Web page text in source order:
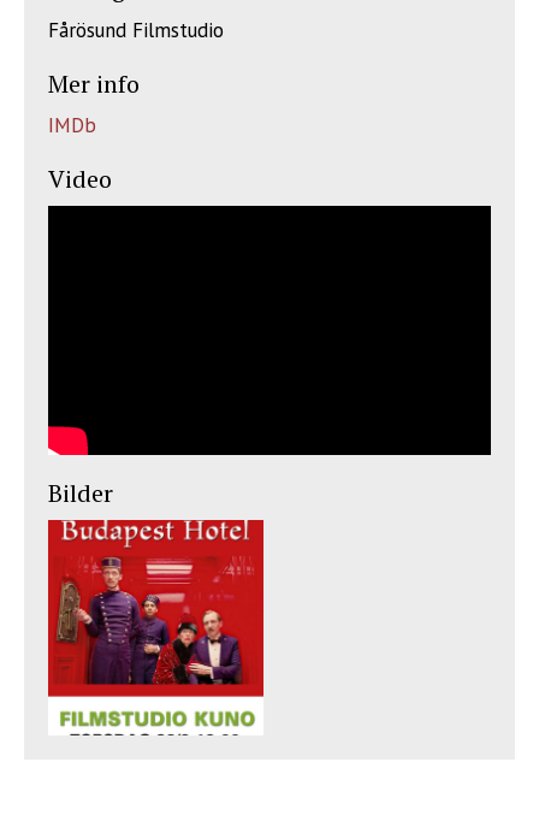
Fårösund Filmstudio
Mer info
IMDb
Video
Bilder